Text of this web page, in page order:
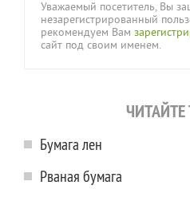
Уважаемый посетитель, Вы
незарегистрированный
рекомендуем Вам
сайт под своим именем.
Бумага лен
Рваная бумага